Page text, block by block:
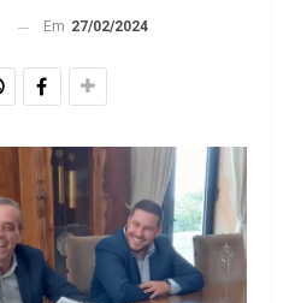
Em 27/02/2024